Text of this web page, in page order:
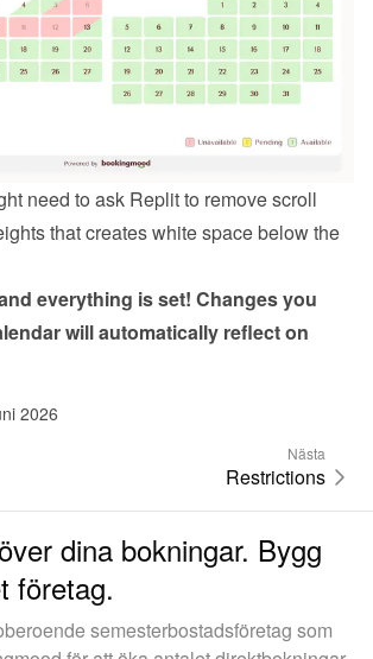
need to ask Replit to remove scroll
that creates white space below the
everything is set! Changes you
will automatically reflect on
2026
Nästa
Restrictions
dina bokningar. Bygg
företag.
semesterbostadsföretag som